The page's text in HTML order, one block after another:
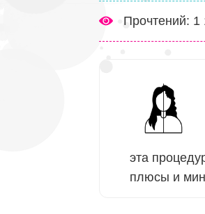
Прочтений: 1
эта
плюсы и